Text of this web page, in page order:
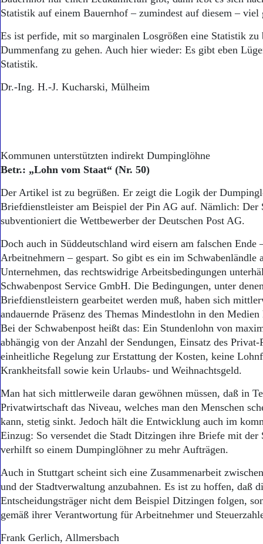
Statistik auf einem Bauernhof – zumindest auf diesem – viel
Es ist perfide, mit so marginalen Losgrößen eine Statistik zu
Dummenfang zu gehen. Auch hier wieder: Es gibt eben
Statistik.
Dr.-Ing. H.-J. Kucharski, Mülheim
Kommunen unterstützten indirekt Dumpinglöhne
Betr.: „Lohn vom Staat“ (Nr. 50)
Der Artikel ist zu begrüßen. Er zeigt die Logik der
Briefdienstleister am Beispiel der Pin AG auf. Nämlich: Der
subventioniert die Wettbewerber der Deutschen Post AG.
Doch auch in Süddeutschland wird eisern am falschen Ende
Arbeitnehmern – gespart. So gibt es ein im Schwabenländle
Unternehmen, das rechtswidrige Arbeitsbedingungen
Schwabenpost Service GmbH. Die Bedingungen, unter
Briefdienstleistern gearbeitet werden muß, haben sich
andauernde Präsenz des Themas Mindestlohn in den Medien
Bei der Schwabenpost heißt das: Ein Stundenlohn von
abhängig von der Anzahl der Sendungen, Einsatz des Privat-
einheitliche Regelung zur Erstattung der Kosten, keine
Krankheitsfall sowie kein Urlaubs- und Weihnachtsgeld.
Man hat sich mittlerweile daran gewöhnen müssen, daß in
Privatwirtschaft das Niveau, welches man den Menschen
kann, stetig sinkt. Jedoch hält die Entwicklung auch im
Einzug: So versendet die Stadt Ditzingen ihre Briefe mit der
verhilft so einem Dumpinglöhner zu mehr Aufträgen.
Auch in Stuttgart scheint sich eine Zusammenarbeit
und der Stadtverwaltung anzubahnen. Es ist zu hoffen, daß
Entscheidungsträger nicht dem Beispiel Ditzingen folgen,
gemäß ihrer Verantwortung für Arbeitnehmer und
Frank Gerlich, Allmersbach